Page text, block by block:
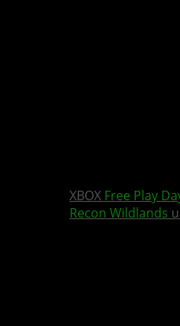
XBOX Free Play
Recon Wildlands